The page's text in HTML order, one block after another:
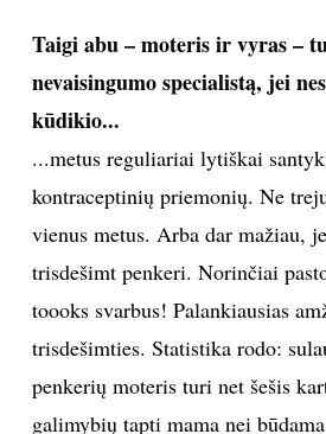
Taigi abu – moteris ir vyras –
nevaisingumo specialistą, jei
kūdikio...
...metus reguliariai lytiškai
kontraceptinių priemonių. Ne
vienus metus. Arba dar mažiau,
trisdešimt penkeri. Norinčiai
toooks svarbus! Palankiausias
trisdešimties. Statistika rodo:
penkerių moteris turi net šešis
galimybių tapti mama nei